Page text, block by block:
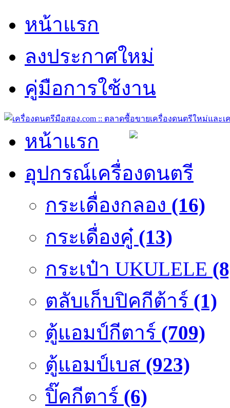
หน้าแรก
ลงประกาศใหม่
คู่มือการใช้งาน
หน้าแรก
อุปกรณ์เครื่องดนตรี
กระเดื่องกลอง (16)
กระเดื่องคู๋ (13)
กระเป๋า UKULELE
ตลับเก็บปิคกีต้าร์ (1)
ตู้แอมป์กีตาร์ (709)
ตู้แอมป์เบส (923)
ปิ๊คกีตาร์ (6)